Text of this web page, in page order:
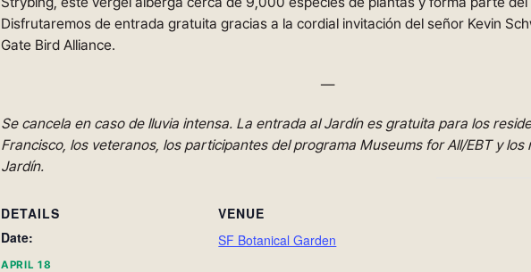
Disfrutaremos de entrada gratuita gracias a la cordial invitación del señor Kevin
Gate Bird Alliance.
—
Se cancela en caso de lluvia intensa. La entrada al Jardín es gratuita para los
Francisco, los veteranos, los participantes del programa Museums for All/EBT y los
Jardín.
DETAILS
Date:
APRIL 18
VENUE
SF Botanical Garden